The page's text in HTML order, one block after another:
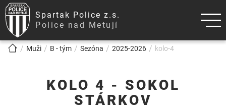
Spartak Police z.s.
Police nad Metují
!!!BREADCRUMB!!!
Muži B - tým Sezóna 2025-2026 kolo-4
KOLO 4 - SOKOL
STÁRKOV